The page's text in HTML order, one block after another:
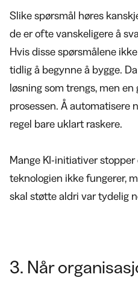
Slike spørsmål høres
de er ofte vanskeligere å
Hvis disse spørsmålene
tidlig å begynne å bygge.
løsning som trengs, men
prosessen. Å automatisere
regel bare uklart raskere.
Mange KI-initiativer
teknologien ikke fungerer,
skal støtte aldri var tydelig
3. Når